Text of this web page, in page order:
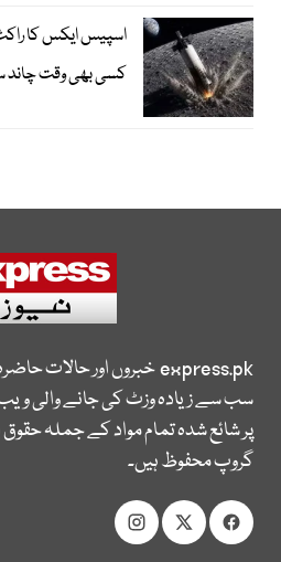
اسپیس ایکس کا
کسی بھی وقت چاند
express.pkخبروں اور حالات
سب سے زیادہ وزٹ کی جانے والی
پر شائع شدہ تمام مواد کے جملہ
گروپ محفوظ ہیں۔